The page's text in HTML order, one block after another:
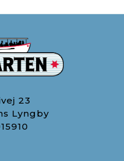
23
Lyngby